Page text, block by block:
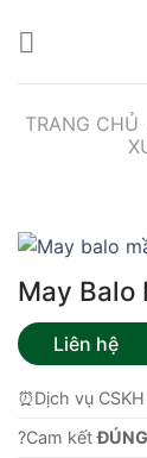
TRANG CHỦ
May Balo
Liên hệ
⏰Dịch vụ
?Cam kếtĐÚNG